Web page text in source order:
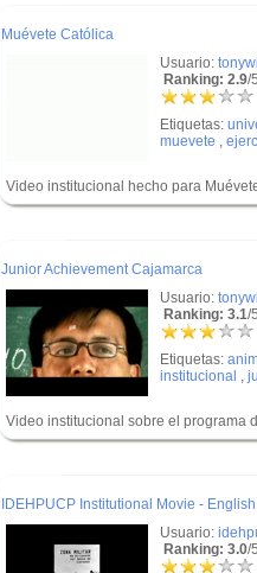
Muévete Católica
Usuario: tonywill
Ranking: 2.9/
Etiquetas:
muevete ,
Video institucional hecho para
Junior Achievement Cajamarca
Usuario: tonywill
Ranking: 3.1/
Etiquetas:
institucional ,
Video institucional sobre el programa
IDEHPUCP Institutional Movie -
Usuario:
Ranking: 3.0/